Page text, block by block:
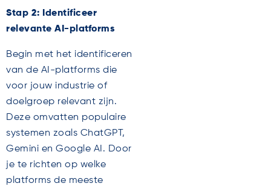
Stap 2: Identificeer
relevante AI-platforms
Begin met het identificeren
van de AI-platforms die
voor jouw industrie of
doelgroep relevant zijn.
Deze omvatten populaire
systemen zoals ChatGPT,
Gemini en Google AI. Door
je te richten op welke
platforms de meeste